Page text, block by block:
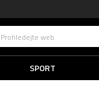
Prohledejte web
SPORT